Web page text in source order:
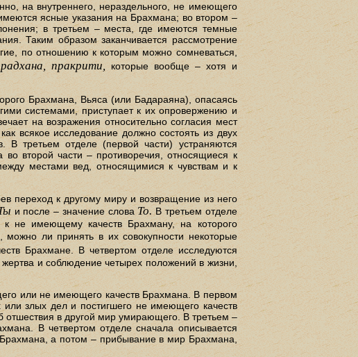
на внутреннего, нераздельного, не имеющего
ясные указания на Брахмана; во втором –
в третьем – места, где имеются темные
Таким образом заканчивается рассмотрение
по отношению к которым можно сомневаться,
пракрити, которые вообще – хотя и
Брахмана, Вьяса (или Бадараяна), опасаясь
системами, приступает к их опровержению и
на возражения относительно согласия мест
всякое исследование должно состоять из двух
В третьем отделе (первой части) устраняются
второй части – противоречия, относящиеся к
местами вед, относящимися к чувствам и к
переход к другому миру и возвращение из него
и после – значение слова То.В третьем отделе
не имеющему качеств Брахману, на которого
ли принять в их совокупности некоторые
Брахмане. В четвертом отделе исследуются
и соблюдение четырех положений в жизни,
или не имеющего качеств Брахмана. В первом
злых дел и постигшего не имеющего качеств
отшествия в другой мир умирающего. В третьем –
В четвертом отделе сначала описывается
Брахмана, а потом – прибывание в мир Брахмана,